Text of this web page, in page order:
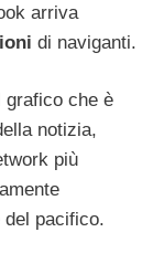
arriva
di naviganti.
grafico che è
notizia,
più
del pacifico.